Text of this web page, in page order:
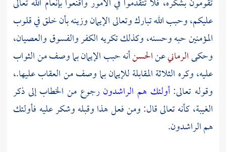
عليكم، وحبب الله تبارك وتعالى الإيمان وزينه بأن خلق في قلوب
المؤمنين حبه وحسنه، وكذلك تكريه الكفر والفسوق والعصيان،
وحكىالرمانيعنالحسنأنه حبب الإيمان بما وصف من الثواب
عليه، وكره الثلاثة المقابلة للإيمان بما وصف من العقاب عليها.،
وقوله تعالى:أولئك هم الراشدونرجوع من الخطاب إلى ذكر
الغيبة، كأنه تعالى قال: ومن فعل هذا وقبله وشكر عليه فأولئك
هم الراشدون.